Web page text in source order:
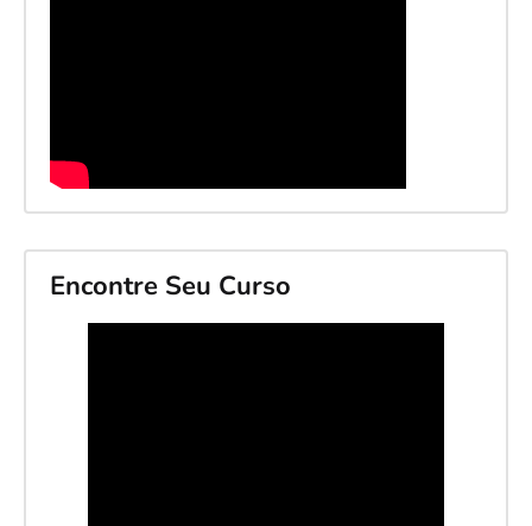
Encontre Seu Curso